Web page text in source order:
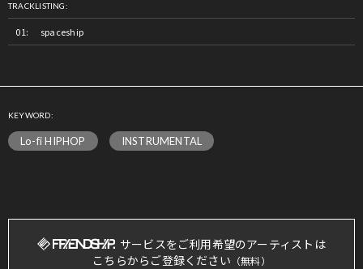
TRACKLISTING:
spaceship
KEYWORD:
Lo-fi HIPHOP INSTRUMENTAL
サービスをご利用希望のアーティストは
こちらからご登録ください （無料）